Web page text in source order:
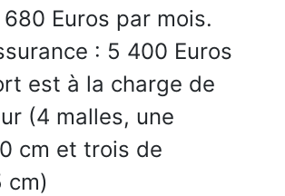
Euros par mois.
: 5 400 Euros
est à la charge de
(4 malles, une
cm et trois de
cm)